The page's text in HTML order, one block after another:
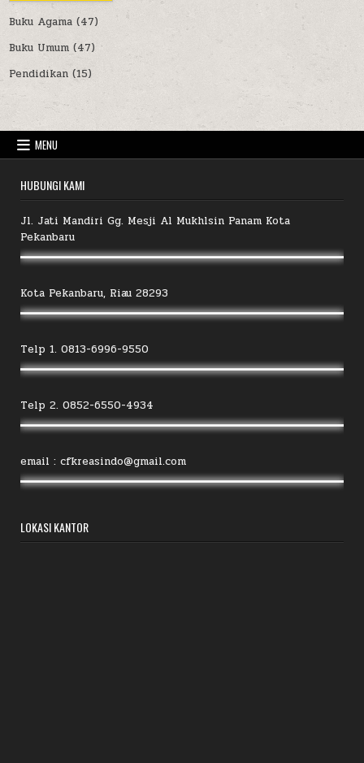
Buku Agama (47)
Buku Umum (47)
Pendidikan (15)
MENU
HUBUNGI KAMI
Jl. Jati Mandiri Gg. Mesji Al Mukhlsin Panam Kota
Pekanbaru
Kota Pekanbaru, Riau 28293
Telp 1. 0813-6996-9550
Telp 2. 0852-6550-4934
email : cfkreasindo@gmail.com
LOKASI KANTOR